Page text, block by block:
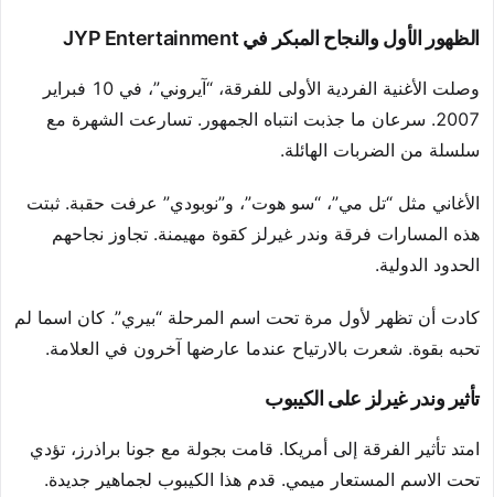
الظهور الأول والنجاح المبكر في JYP Entertainment
وصلت الأغنية الفردية الأولى للفرقة، “آيروني”، في 10 فبراير
2007. سرعان ما جذبت انتباه الجمهور. تسارعت الشهرة مع
سلسلة من الضربات الهائلة.
الأغاني مثل “تل مي”، “سو هوت”، و”نوبودي” عرفت حقبة. ثبتت
هذه المسارات فرقة وندر غيرلز كقوة مهيمنة. تجاوز نجاحهم
الحدود الدولية.
كادت أن تظهر لأول مرة تحت اسم المرحلة “بيري”. كان اسما لم
تحبه بقوة. شعرت بالارتياح عندما عارضها آخرون في العلامة.
تأثير وندر غيرلز على الكيبوب
امتد تأثير الفرقة إلى أمريكا. قامت بجولة مع جونا براذرز، تؤدي
تحت الاسم المستعار ميمي. قدم هذا الكيبوب لجماهير جديدة.